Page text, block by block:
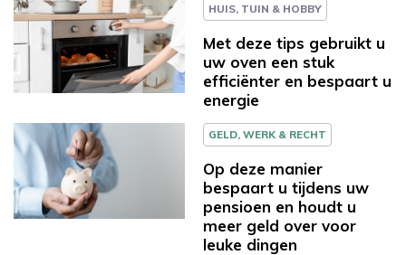
HUIS, TUIN & HOBBY
Met deze tips gebruikt u
uw oven een stuk
efficiënter en bespaart u
energie
GELD, WERK & RECHT
Op deze manier
bespaart u tijdens uw
pensioen en houdt u
meer geld over voor
leuke dingen